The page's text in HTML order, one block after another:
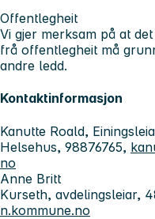
Offentlegheit
Vi gjer merksam på at
frå offentlegheit må
andre ledd.
Kontaktinformasjon
Kanutte Roald,
Helsehus, 98876765,
no
Anne Britt
Kurseth, avdelingsleiar,
n.kommune.no